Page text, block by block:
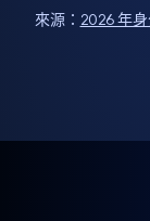
來源： 2026 年